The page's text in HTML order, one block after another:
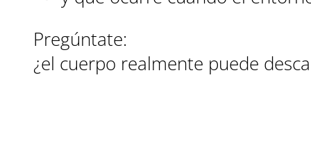
Pregúntate:
¿el cuerpo realmente puede